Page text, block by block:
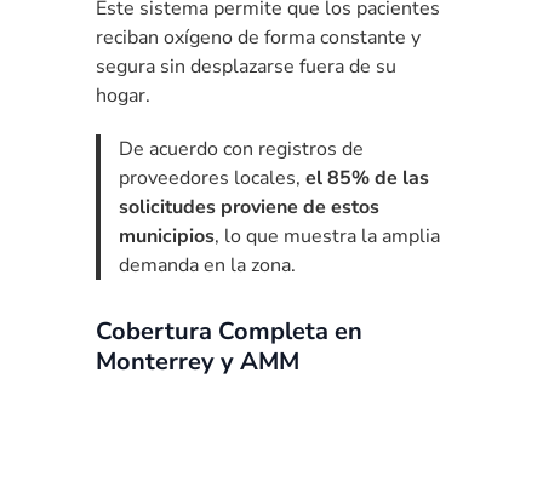
Este sistema permite que los pacientes
reciban oxígeno de forma constante y
segura sin desplazarse fuera de su
hogar.
De acuerdo con registros de
proveedores locales, el 85% de las
solicitudes proviene de estos
municipios, lo que muestra la amplia
demanda en la zona.
Cobertura Completa en
Monterrey y AMM